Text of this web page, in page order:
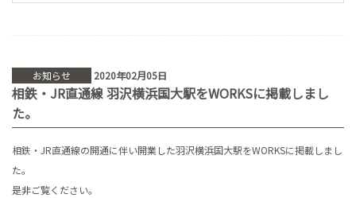
お知らせ 2020年02月05日
相鉄・JR直通線 羽沢横浜国大駅をWORKSに掲載しまし
た。
相鉄・JR直通線の開通に伴い開業した羽沢横浜国大駅をWORKSに掲載しまし
た。
是非ご覧ください。